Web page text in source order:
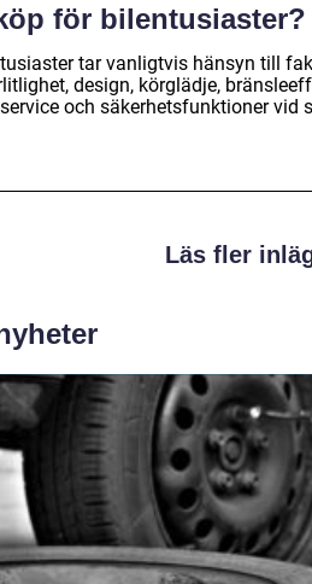
för bilentusiaster?
tar vanligtvis hänsyn till
design, körglädje,
och säkerhetsfunktioner vid
Läs fler